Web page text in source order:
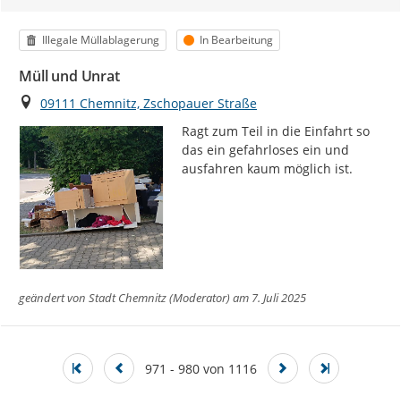
Kategorie
Illegale Müllablagerung Status
In Bearbeitung
Müll und Unrat
Ort
09111 Chemnitz, Zschopauer Straße
Ragt zum Teil in die Einfahrt so
das ein gefahrloses ein und
ausfahren kaum möglich ist.
geändert von Stadt Chemnitz (Moderator)am 7. Juli 2025
971 - 980 von 1116